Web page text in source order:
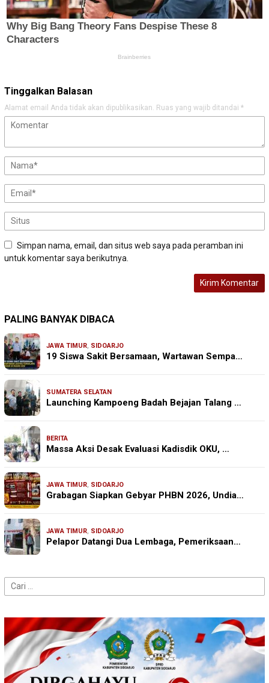
Tinggalkan Balasan
Alamat email Anda tidak akan dipublikasikan. Ruas yang wajib ditandai *
Simpan nama, email, dan situs web saya pada peramban ini
untuk komentar saya berikutnya.
PALING BANYAK DIBACA
JAWA TIMUR, SIDOARJO
19 Siswa Sakit Bersamaan, Wartawan Sempa…
SUMATERA SELATAN
Launching Kampoeng Badah Bejajan Talang …
BERITA
Massa Aksi Desak Evaluasi Kadisdik OKU, …
JAWA TIMUR, SIDOARJO
Grabagan Siapkan Gebyar PHBN 2026, Undia…
JAWA TIMUR, SIDOARJO
Pelapor Datangi Dua Lembaga, Pemeriksaan…
Cari
untuk: